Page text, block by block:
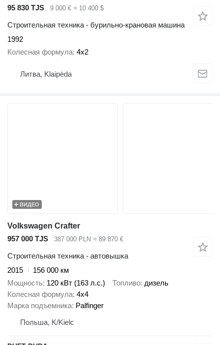
95 830 TJS
9 000 € ≈ 10 400 $
Строительная техника - бурильно-крановая машина
1992
Колесная формула 4x2
Литва, Klaipėda
ВИДЕО
Volkswagen Crafter
957 000 TJS
387 000 PLN ≈ 89 870 €
Строительная техника - автовышка
2015
156 000 км
Мощность 120 кВт (163 л.с.) Топливо дизель
Колесная формула 4x4
Марка подъемника Palfinger
Польша, K/Kielc